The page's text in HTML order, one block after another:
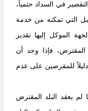
في السداد حتمياً،
التي تمكنه من خدمة
الموكل إليها تقدير
المقترض، فإذا وجد أن
للمقرضين على عدم
لم يعقد البلد المقترض